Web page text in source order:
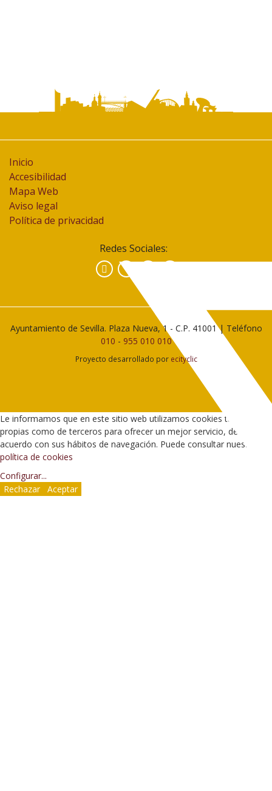
Inicio
Accesibilidad
Mapa Web
Aviso legal
Política de privacidad
Redes Sociales:
Facebook
Ayuntamiento de Sevilla. Plaza Nueva, 1 - C.P. 41001 | Teléfono
010 - 955 010 010
Proyecto desarrollado por ecityclic
Le informamos que en este sitio web utilizamos cookies tanto
propias como de terceros para ofrecer un mejor servicio, de
acuerdo con sus hábitos de navegación. Puede consultar nuestra
política de cookies
Configurar...
Rechazar
Aceptar